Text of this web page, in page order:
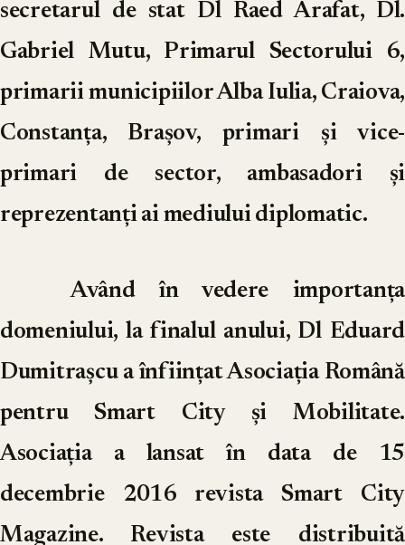
secretarul de stat Dl Raed Arafat, Dl.
Gabriel Mutu, Primarul Sectorului 6,
primarii municipiilor Alba Iulia, Craiova,
Constanța, Brașov, primari și vice-
primari de sector, ambasadori și
reprezentanți ai mediului diplomatic.
Având în vedere importanța
domeniului, la finalul anului, Dl Eduard
Dumitrașcu a înființat Asociația Română
pentru Smart City și Mobilitate.
Asociația a lansat în data de 15
decembrie 2016 revista Smart City
Magazine. Revista este distribuită